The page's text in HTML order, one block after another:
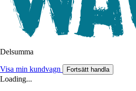
Delsumma
Visa min kundvagn Fortsätt handla
Loading...